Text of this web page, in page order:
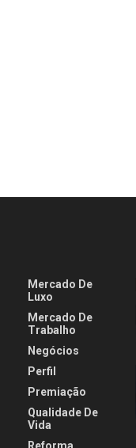
Mercado De
Luxo
Mercado De
Trabalho
Negócios
Perfil
Premiação
Qualidade De
Vida
Reforma